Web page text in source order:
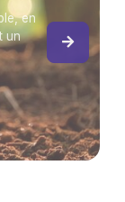
en
un